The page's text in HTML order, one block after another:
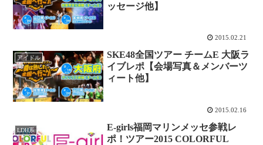
ッセージ他】
2015.02.21
アイドル
SKE48全国ツアー チームE 大阪ラ
イブレポ【会場写真＆メンバーツ
ィート他】
2015.02.16
LDH系
E-girls福岡マリンメッセ参戦レ
ポ！ツアー2015 COLORFUL